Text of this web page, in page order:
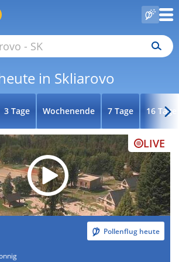
in Skliarovo
3 Tage Wochenende 7 Tage 16 Tage
LIVE
Pollenflug heute